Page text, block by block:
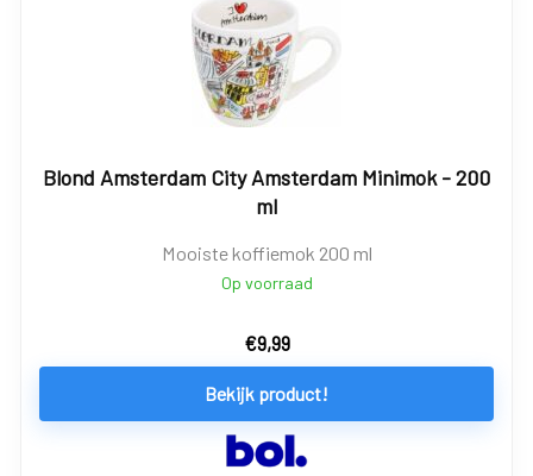
Blond Amsterdam City Amsterdam Minimok - 200
ml
Mooiste koffiemok 200 ml
Op voorraad
€9,99
Bekijk product!